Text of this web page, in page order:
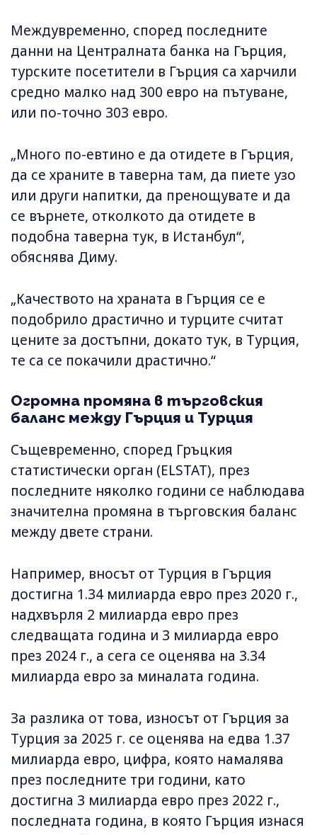
Междувременно, според последните
данни на Централната банка на Гърция,
турските посетители в Гърция са харчили
средно малко над 300 евро на пътуване,
или по-точно 303 евро.
„Много по-евтино е да отидете в Гърция,
да се храните в таверна там, да пиете узо
или други напитки, да пренощувате и да
се върнете, отколкото да отидете в
подобна таверна тук, в Истанбул“,
обяснява Диму.
„Качеството на храната в Гърция се е
подобрило драстично и турците считат
цените за достъпни, докато тук, в Турция,
те са се покачили драстично.“
Огромна промяна в търговския
баланс между Гърция и Турция
Същевременно, според Гръцкия
статистически орган (ELSTAT), през
последните няколко години се наблюдава
значителна промяна в търговския баланс
между двете страни.
Например, вносът от Турция в Гърция
достигна 1.34 милиарда евро през 2020 г.,
надхвърля 2 милиарда евро през
следващата година и 3 милиарда евро
през 2024 г., а сега се оценява на 3.34
милиарда евро за миналата година.
За разлика от това, износът от Гърция за
Турция за 2025 г. се оценява на едва 1.37
милиарда евро, цифра, която намалява
през последните три години, като
достигна 3 милиарда евро през 2022 г.,
последната година, в която Гърция изнася